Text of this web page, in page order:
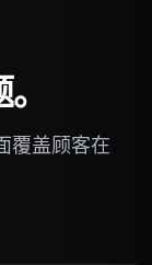
覆盖顾客在